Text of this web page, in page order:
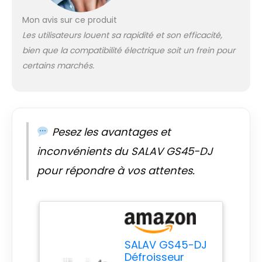
STOCKAGE - Les
roues roulantes, la
barre de support
rangent facilement
Mon avis sur ce produit
Les utilisateurs louent sa rapidité et son efficacité,
bien que la compatibilité électrique soit un frein pour
certains marchés.
Pesez les avantages et
inconvénients du SALAV GS45-DJ
pour répondre à vos attentes.
SALAV GS45-DJ
Défroisseur